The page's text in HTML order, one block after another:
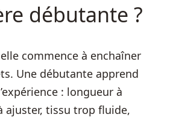
débutante ?
commence à enchaîner
Une débutante apprend
: longueur à
ajuster, tissu trop fluide,